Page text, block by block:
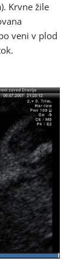
Krvne žile
veni v plod